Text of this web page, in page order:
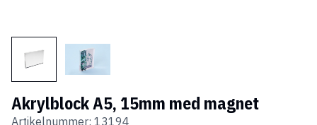
Akrylblock A5, 15mm med magnet
Artikelnummer: 13194